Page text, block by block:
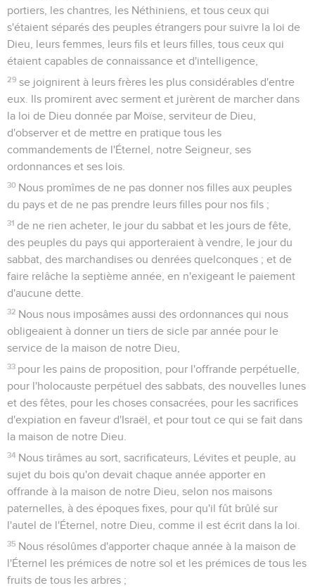
portiers, les chantres, les Néthiniens, et tous ceux qui
s'étaient séparés des peuples étrangers pour suivre la loi de
Dieu, leurs femmes, leurs fils et leurs filles, tous ceux qui
étaient capables de connaissance et d'intelligence,
29 se joignirent à leurs frères les plus considérables d'entre
eux. Ils promirent avec serment et jurèrent de marcher dans
la loi de Dieu donnée par Moïse, serviteur de Dieu,
d'observer et de mettre en pratique tous les
commandements de l'Éternel, notre Seigneur, ses
ordonnances et ses lois.
30 Nous promîmes de ne pas donner nos filles aux peuples
du pays et de ne pas prendre leurs filles pour nos fils ;
31 de ne rien acheter, le jour du sabbat et les jours de fête,
des peuples du pays qui apporteraient à vendre, le jour du
sabbat, des marchandises ou denrées quelconques ; et de
faire relâche la septième année, en n'exigeant le paiement
d'aucune dette.
32 Nous nous imposâmes aussi des ordonnances qui nous
obligeaient à donner un tiers de sicle par année pour le
service de la maison de notre Dieu,
33 pour les pains de proposition, pour l'offrande perpétuelle,
pour l'holocauste perpétuel des sabbats, des nouvelles lunes
et des fêtes, pour les choses consacrées, pour les sacrifices
d'expiation en faveur d'Israël, et pour tout ce qui se fait dans
la maison de notre Dieu.
34 Nous tirâmes au sort, sacrificateurs, Lévites et peuple, au
sujet du bois qu'on devait chaque année apporter en
offrande à la maison de notre Dieu, selon nos maisons
paternelles, à des époques fixes, pour qu'il fût brûlé sur
l'autel de l'Éternel, notre Dieu, comme il est écrit dans la loi.
35 Nous résolûmes d'apporter chaque année à la maison de
l'Éternel les prémices de notre sol et les prémices de tous les
fruits de tous les arbres ;